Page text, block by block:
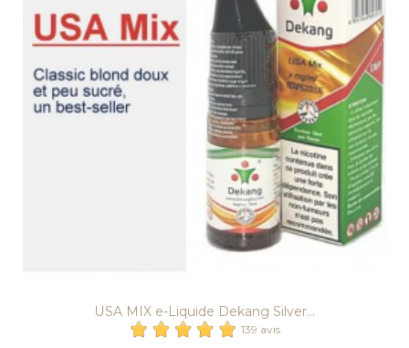
USA MIX e-Liquide Dekang Silver...
139 avis